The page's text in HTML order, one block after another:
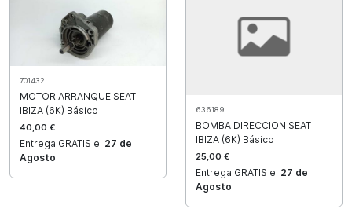
701432
MOTOR ARRANQUE SEAT
IBIZA (6K) Básico
40,00 €
Entrega GRATIS el 27 de
Agosto
636189
BOMBA DIRECCION SEAT
IBIZA (6K) Básico
25,00 €
Entrega GRATIS el 27 de
Agosto